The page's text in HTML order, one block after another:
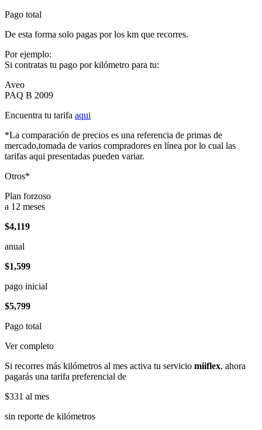
Pago total
De esta forma solo pagas por los km que recorres.
Por ejemplo:
Si contratas tu pago por kilómetro para tu:
Aveo
PAQ B 2009
Encuentra tu tarifa aqui
*La comparación de precios es una referencia de primas de
mercado,tomada de varios compradores en línea por lo cual las
tarifas aqui presentadas pueden variar.
Otros*
Plan forzoso
a 12 meses
$4,119
anual
$1,599
pago inicial
$5,799
Pago total
Ver completo
Si recorres más kilómetros al mes activa tu servicio miiflex, ahora
pagarás una tarifa preferencial de
$331 al mes
sin reporte de kilómetros